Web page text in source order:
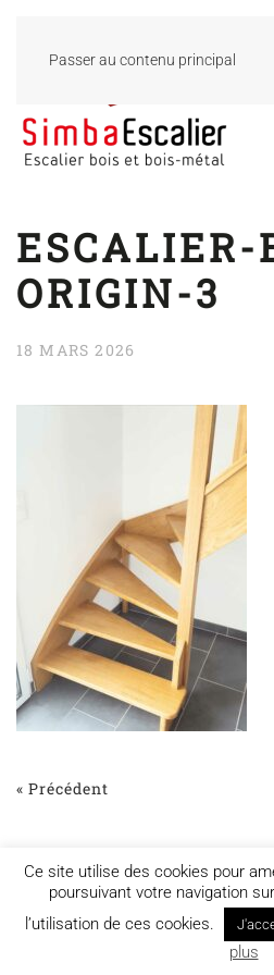
Passer au contenu principal
ESCALIER-
ORIGIN-3
18 MARS 2026
« Précédent
Ce site utilise des cookies pour
poursuivant votre navigation
l’utilisation de ces cookies.
plus